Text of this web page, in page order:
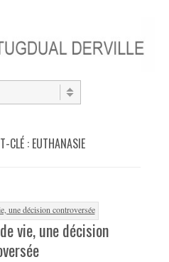
CLÉ : EUTHANASIE
vie, une décision